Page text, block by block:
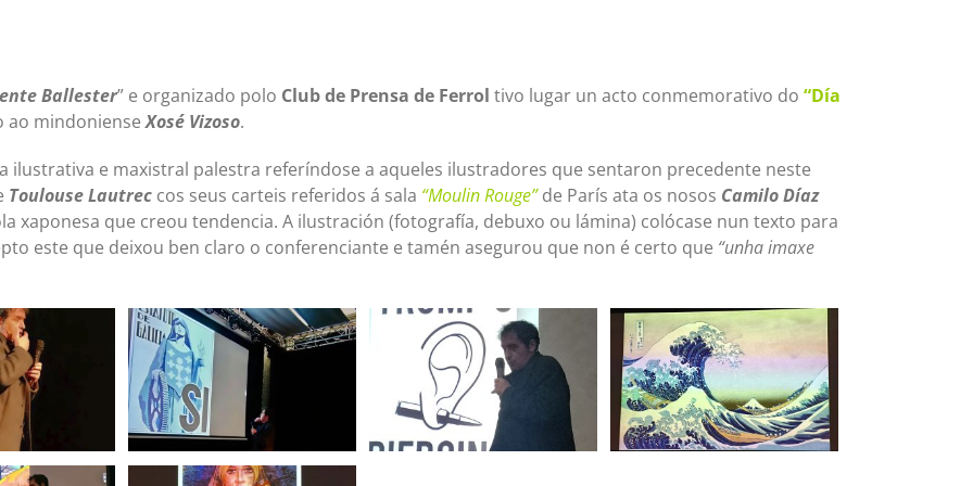
Ballester” e organizado polo Club de Prensa de Ferrol tivo lugar un acto conmemorativo do “Día
ao mindonienseXosé Vizoso.
ilustrativa e maxistral palestra referíndose a aqueles ilustradores que sentaron precedente neste
Toulouse Lautreccos seus carteis referidos á sala “Moulin Rouge”de París ata os nosos Camilo Díaz
xaponesa que creou tendencia. A ilustración (fotografía, debuxo ou lámina) colócase nun texto para
este que deixou ben claro o conferenciante e tamén asegurou que non é certo que “unha imaxe